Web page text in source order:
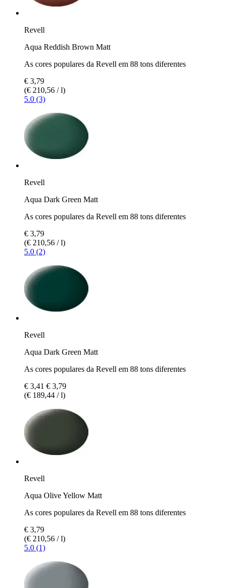
Revell
Aqua Reddish Brown Matt
As cores populares da Revell em 88 tons diferentes
€ 3,79
(€ 210,56 / l)
5.0 (3)
Revell
Aqua Dark Green Matt
As cores populares da Revell em 88 tons diferentes
€ 3,79
(€ 210,56 / l)
5.0 (2)
Revell
Aqua Dark Green Matt
As cores populares da Revell em 88 tons diferentes
€ 3,41 € 3,79
(€ 189,44 / l)
Revell
Aqua Olive Yellow Matt
As cores populares da Revell em 88 tons diferentes
€ 3,79
(€ 210,56 / l)
5.0 (1)